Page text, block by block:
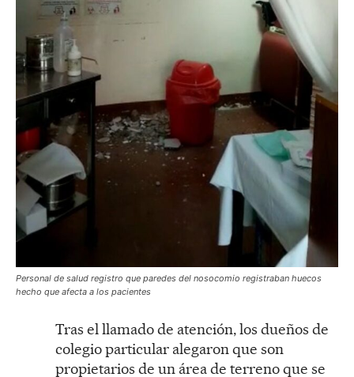
Personal de salud registro que paredes del nosocomio registraban huecos
hecho que afecta a los pacientes
Tras el llamado de atención, los dueños de
colegio particular alegaron que son
propietarios de un área de terreno que se